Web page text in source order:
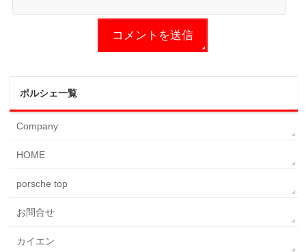
ポルシェ一覧
Company
HOME
porsche top
お問合せ
カイエン